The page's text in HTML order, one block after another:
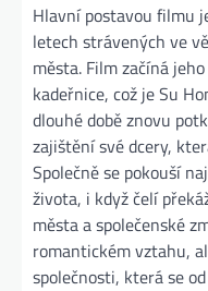
Hlavní postavou filmu
letech strávených ve
města. Film začíná
kadeřnice, což je Su
dlouhé době znovu
zajištění své dcery,
Společně se pokouší
života, i když čelí
města a společenské
romantickém vztahu,
společnosti, která se